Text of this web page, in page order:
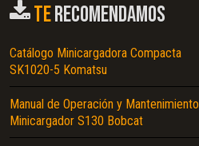
TERECOMENDAMOS
Catálogo Minicargadora Compacta
SK1020-5 Komatsu
Manual de Operación y Mantenimiento
Minicargador S130 Bobcat